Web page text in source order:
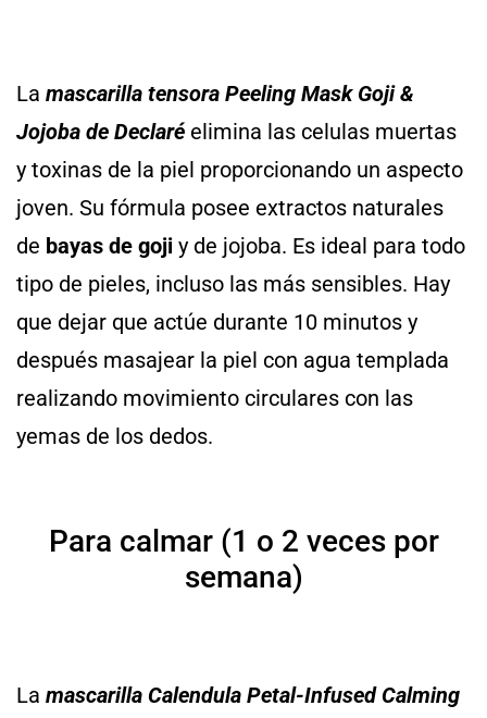
La mascarilla tensora Peeling Mask Goji &
Jojoba de Declaré elimina las celulas muertas
y toxinas de la piel proporcionando un aspecto
joven. Su fórmula posee extractos naturales
de bayas de goji y de jojoba. Es ideal para todo
tipo de pieles, incluso las más sensibles. Hay
que dejar que actúe durante 10 minutos y
después masajear la piel con agua templada
realizando movimiento circulares con las
yemas de los dedos.
Para calmar (1 o 2 veces por
semana)
La mascarilla Calendula Petal-Infused Calming